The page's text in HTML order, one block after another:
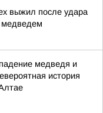
выжил после удара
медведем
медведя и
история